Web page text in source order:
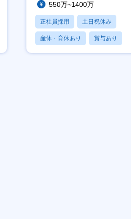
550万~1400万
正社員採用 土日祝休み
産休・育休あり 賞与あり
フレックス